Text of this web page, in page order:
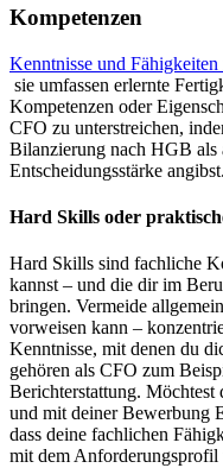
Kompetenzen
Kenntnisse und
sie umfassen erlernte
Kompetenzen oder
CFO zu unterstreichen,
Bilanzierung nach HGB als
Entscheidungsstärke angibst.
Hard Skills oder
Hard Skills sind fachliche
kannst – und die dir im
bringen. Vermeide
vorweisen kann –
Kenntnisse, mit denen du
gehören als CFO zum
Berichterstattung. Möchtest
und mit deiner Bewerbung
dass deine fachlichen
mit dem Anforderungsprofil